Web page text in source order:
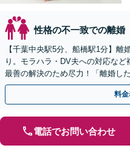
性格の不一致での離婚
【千葉中央駅5分、船橋駅1分】
り。モラハラ・DV夫への対応な
最善の解決のため尽力！「離婚し
る」などのご相談もお任せ【初回
料
電話でお問い合わせ